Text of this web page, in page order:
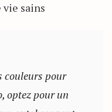
sains
couleurs pour
optez pour un